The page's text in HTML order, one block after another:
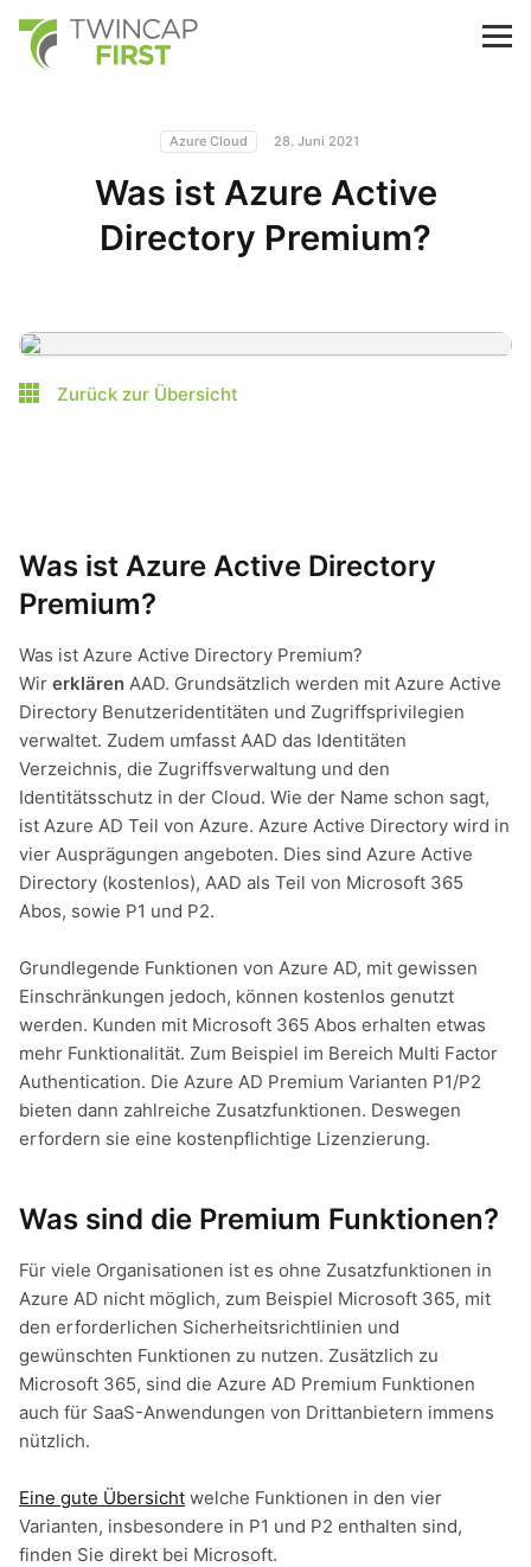
main
content
TwinCap First
Azure Cloud 28. Juni 2021
Was ist Azure Active
Directory Premium?
Zurück zur Übersicht
Was ist Azure Active Directory
Premium?
Was ist Azure Active Directory Premium?
Wir erklären AAD. Grundsätzlich werden mit Azure Active
Directory Benutzeridentitäten und Zugriffsprivilegien
verwaltet. Zudem umfasst AAD das Identitäten
Verzeichnis, die Zugriffsverwaltung und den
Identitätsschutz in der Cloud. Wie der Name schon sagt,
ist Azure AD Teil von Azure. Azure Active Directory wird in
vier Ausprägungen angeboten. Dies sind Azure Active
Directory (kostenlos), AAD als Teil von Microsoft 365
Abos, sowie P1 und P2.
Grundlegende Funktionen von Azure AD, mit gewissen
Einschränkungen jedoch, können kostenlos genutzt
werden. Kunden mit Microsoft 365 Abos erhalten etwas
mehr Funktionalität. Zum Beispiel im Bereich Multi Factor
Authentication. Die Azure AD Premium Varianten P1/P2
bieten dann zahlreiche Zusatzfunktionen. Deswegen
erfordern sie eine kostenpflichtige Lizenzierung.
Was sind die Premium Funktionen?
Für viele Organisationen ist es ohne Zusatzfunktionen in
Azure AD nicht möglich, zum Beispiel Microsoft 365, mit
den erforderlichen Sicherheitsrichtlinien und
gewünschten Funktionen zu nutzen. Zusätzlich zu
Microsoft 365, sind die Azure AD Premium Funktionen
auch für SaaS-Anwendungen von Drittanbietern immens
nützlich.
Eine gute Übersicht welche Funktionen in den vier
Varianten, insbesondere in P1 und P2 enthalten sind,
finden Sie direkt bei Microsoft.